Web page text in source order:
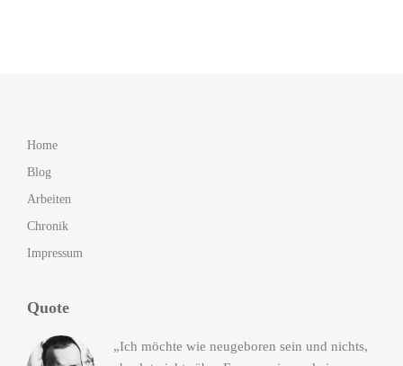
Home
Blog
Arbeiten
Chronik
Impressum
Quote
„Ich möchte wie neugeboren sein und nichts,